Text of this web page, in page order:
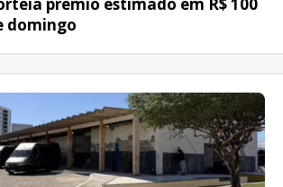
domingo